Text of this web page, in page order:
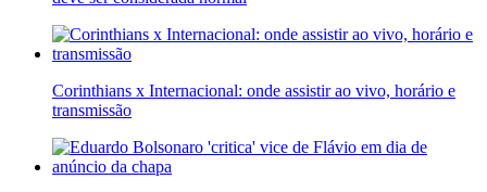
Corinthians x Internacional: onde assistir ao vivo, horário e
transmissão